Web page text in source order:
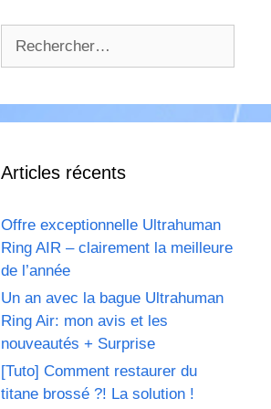
Articles récents
Offre exceptionnelle Ultrahuman
Ring AIR – clairement la meilleure
de l’année
Un an avec la bague Ultrahuman
Ring Air: mon avis et les
nouveautés + Surprise
[Tuto] Comment restaurer du
titane brossé ?! La solution !